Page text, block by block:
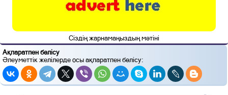
Сіздің жарнамаңыздың мәтіні
Ақпаратпен бөлісу
Әлеуметтік желілерде осы ақпаратпен бөлісу: